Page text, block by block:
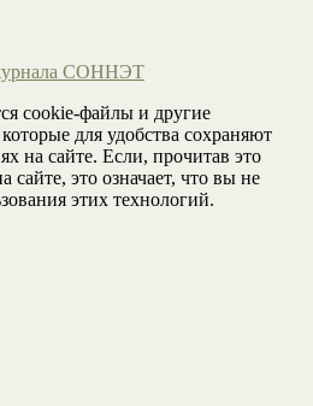
СОННЭТ
cookie-файлы и другие
для удобства сохраняют
на сайте. Если, прочитав это
сайте, это означает, что вы не
этих технологий.